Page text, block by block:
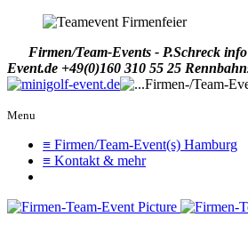
Firmen/Team-Events - P.Schreck
Event.de +49(0)160 310 55 25
Menu
≡ Firmen/Team-Event(s) Hamburg
≡ Kontakt & mehr